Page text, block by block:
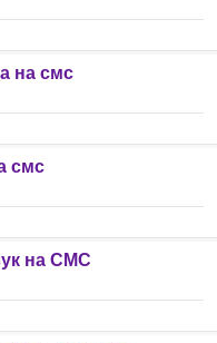
на смс
смс
на СМС